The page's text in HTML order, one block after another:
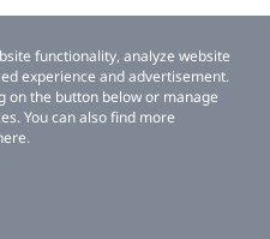
functionality, analyze website
experience and advertisement.
on the button below or manage
You can also find more